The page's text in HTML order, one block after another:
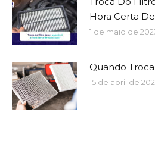
Hora Certa
1 de maio de
Quando
15 de abril de